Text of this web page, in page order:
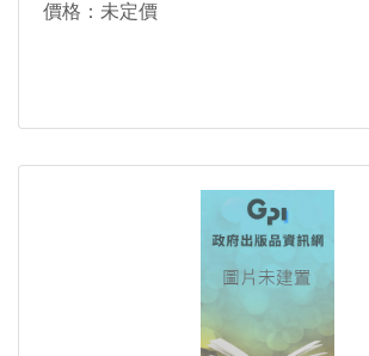
價格：未定價